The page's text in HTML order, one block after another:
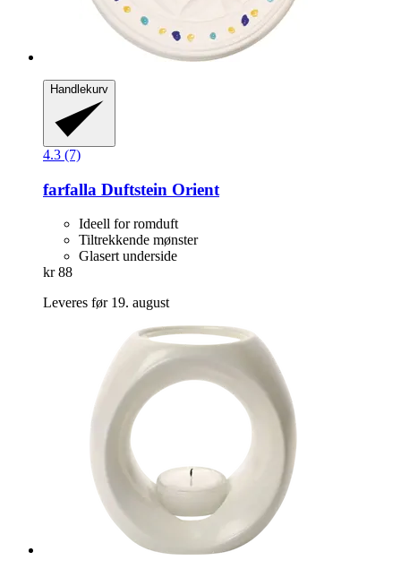
Handlekurv
4.3 (7)
farfalla Duftstein Orient
Ideell for romduft
Tiltrekkende mønster
Glasert underside
kr 88
Leveres før 19. august